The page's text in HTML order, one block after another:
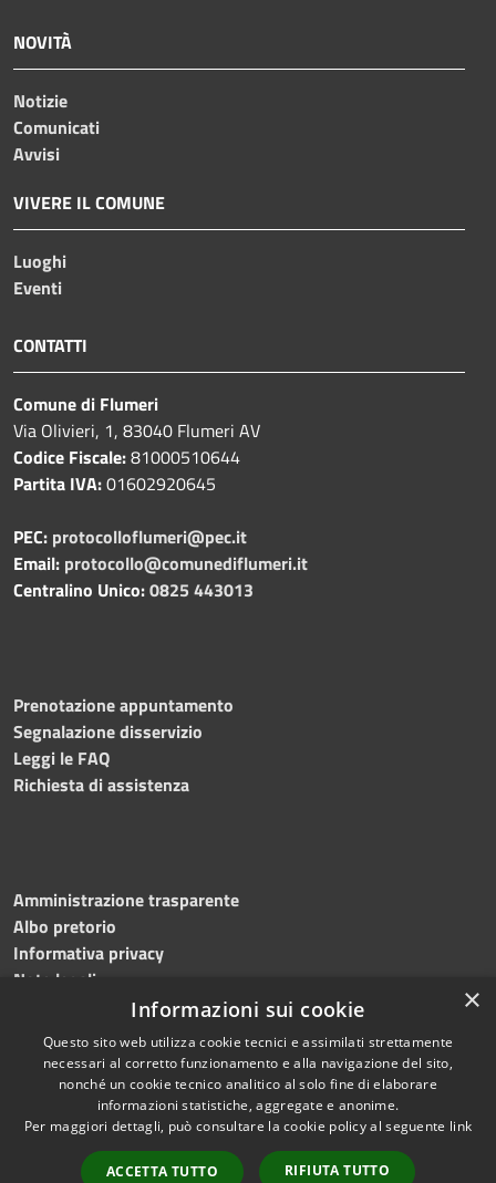
NOVITÀ
Notizie
Comunicati
Avvisi
VIVERE IL COMUNE
Luoghi
Eventi
CONTATTI
Comune di Flumeri
Via Olivieri, 1, 83040 Flumeri AV
Codice Fiscale:81000510644
Partita IVA:01602920645
PEC: protocolloflumeri@pec.it
Email: protocollo@comunediflumeri.it
Centralino Unico:0825 443013
Prenotazione appuntamento
Segnalazione disservizio
Leggi le FAQ
Richiesta di assistenza
Amministrazione trasparente
Albo pretorio
Informativa privacy
Note legali
Dichiarazione di accessibilità
Accessibilità
Copyright © 2026 • Comune di
Flumeri • Powered by
Municipium•
Accesso
×
Informazioni sui cookie
Questo sito web utilizza cookie tecnici e assimilati strettamente
necessari al corretto funzionamento e alla navigazione del sito,
nonché un cookie tecnico analitico al solo fine di elaborare
informazioni statistiche, aggregate e anonime.
Per maggiori dettagli, può consultare la cookie policy al seguente link
ACCETTA TUTTO RIFIUTA TUTTO